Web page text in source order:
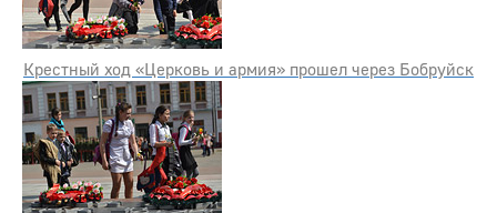
Крестный ход «Церковь и армия» прошел через Бобруйск